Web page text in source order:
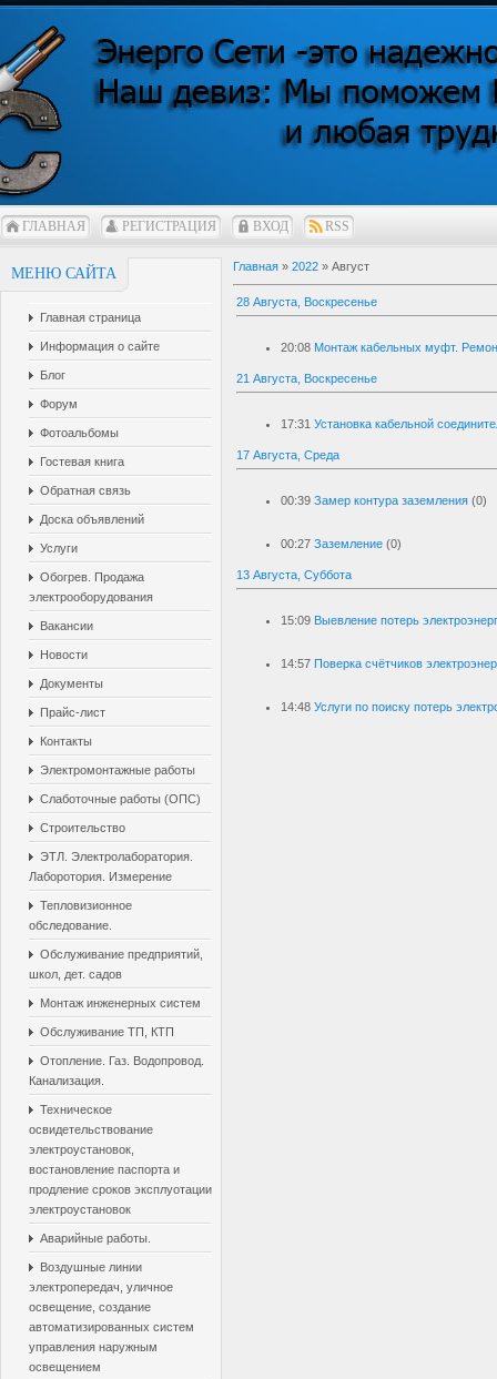
ГЛАВНАЯ РЕГИСТРАЦИЯ ВХОД RSS
МЕНЮ САЙТА
Главная страница
Информация о сайте
Блог
Форум
Фотоальбомы
Гостевая книга
Обратная связь
Доска объявлений
Услуги
Обогрев. Продажа
электрооборудования
Вакансии
Новости
Документы
Прайс-лист
Контакты
Электромонтажные работы
Слаботочные работы (ОПС)
Строительство
ЭТЛ. Электролаборатория.
Лаборотория. Измерение
Тепловизионное
обследование.
Обслуживание предприятий,
школ, дет. садов
Монтаж инженерных систем
Обслуживание ТП, КТП
Отопление. Газ. Водопровод.
Канализация.
Техническое
освидетельствование
электроустановок,
востановление паспорта и
продление сроков эксплуотации
электроустановок
Аварийные работы.
Воздушные линии
электропередач, уличное
освещение, создание
автоматизированных систем
управления наружным
освещением
Главная » 2022 » Август
28 Августа, Воскресенье
20:08 Монтаж кабельных муфт.
21 Августа, Воскресенье
17:31 Установка кабельной
17 Августа, Среда
00:39 Замер контура заземления (0)
00:27 Заземление (0)
13 Августа, Суббота
15:09 Выевление потерь
14:57 Поверка счётчиков
14:48 Услуги по поиску потерь